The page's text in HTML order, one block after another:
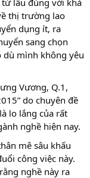
từ lâu đúng với khả
thị trường lao
dụng ít, ra
sang chọn
dù mình không yêu
Vương, Q.1,
do chuyên đề
lo lắng của rất
nghề hiện nay.
mê sâu khấu
công việc này.
nghề này ra